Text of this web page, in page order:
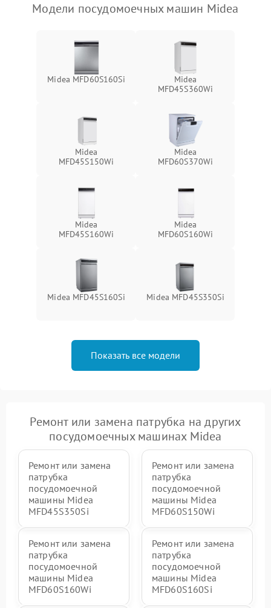
Модели посудомоечных машин Midea
Midea MFD60S160Si
Midea
MFD45S360Wi
Midea
MFD45S150Wi
Midea
MFD60S370Wi
Midea
MFD45S160Wi
Midea
MFD60S160Wi
Midea MFD45S160Si Midea MFD45S350Si
Показать все модели
Ремонт или замена патрубка на других
посудомоечных машинах Midea
Ремонт или замена
патрубка
посудомоечной
машины Midea
MFD45S350Si
Ремонт или замена
патрубка
посудомоечной
машины Midea
MFD60S150Wi
Ремонт или замена
патрубка
посудомоечной
машины Midea
MFD60S160Wi
Ремонт или замена
патрубка
посудомоечной
машины Midea
MFD60S160Si